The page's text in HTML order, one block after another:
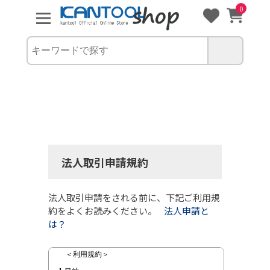
0
法人取引申請規約
法人取引申請をされる前に、下記ご利用規
約をよくお読みください。
法人申請と
は？